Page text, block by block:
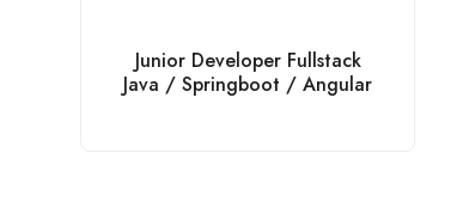
Junior Developer Fullstack
Java / Springboot / Angular